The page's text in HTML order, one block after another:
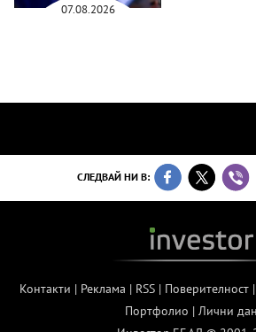
07.08.2026
СЛЕДВАЙ НИ В:
Контакти | Реклама | RSS| Поверителност|
Портфолио | Лични